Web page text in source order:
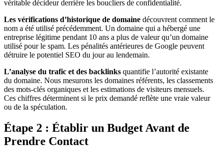
véritable décideur derrière les boucliers de confidentialité.
Les vérifications d’historique de domaine découvrent comment le
nom a été utilisé précédemment. Un domaine qui a hébergé une
entreprise légitime pendant 10 ans a plus de valeur qu’un domaine
utilisé pour le spam. Les pénalités antérieures de Google peuvent
détruire le potentiel SEO du jour au lendemain.
L’analyse du trafic et des backlinks quantifie l’autorité existante
du domaine. Nous mesurons les domaines référents, les classements
des mots-clés organiques et les estimations de visiteurs mensuels.
Ces chiffres déterminent si le prix demandé reflète une vraie valeur
ou de la spéculation.
Étape 2 : Établir un Budget Avant de
Prendre Contact